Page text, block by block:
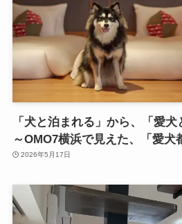
「犬と泊まれる」から、「愛
～OMO7横浜で見えた、「愛犬
2026年5月17日